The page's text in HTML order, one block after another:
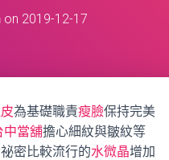
N
on 2019-12-17
為基礎職責瘦臉保持完美
中當舖擔心細紋與皺紋等
密比較流行的水微晶增加